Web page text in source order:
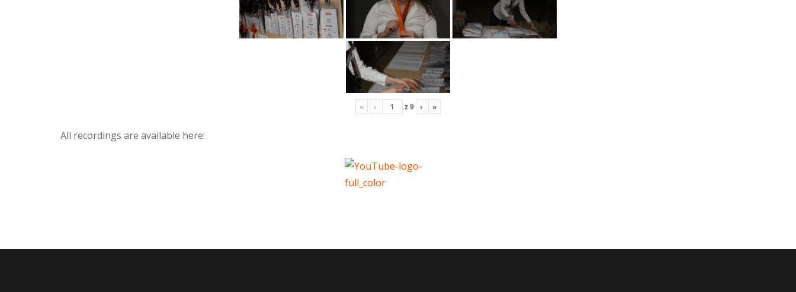
« ‹ z9 › »
All recordings are available here: